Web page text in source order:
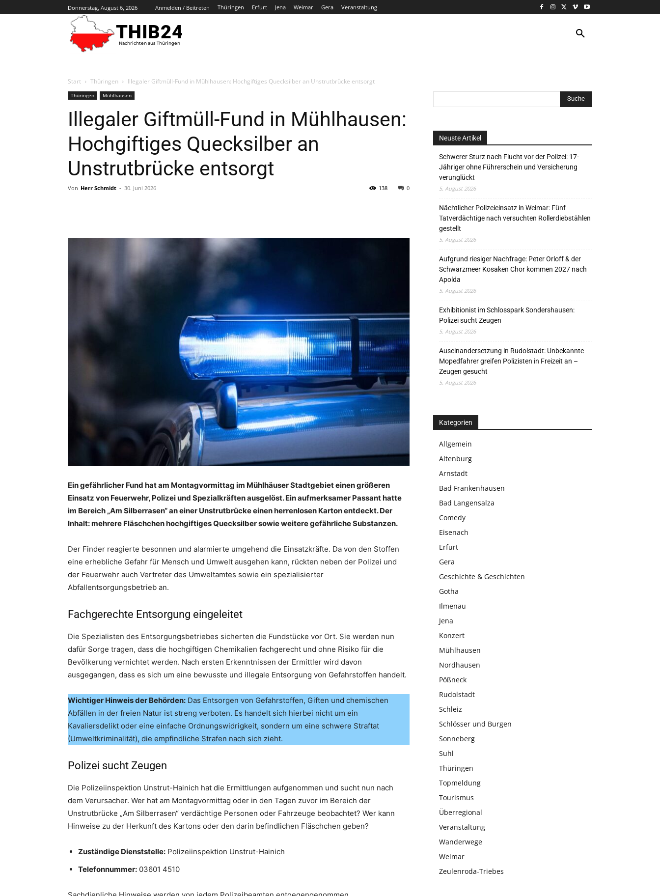
Donnerstag, August 6, 2026 Anmelden / Beitreten Thüringen Erfurt Jena Weimar Gera Veranstaltung
THIB24
Nachrichten aus Thüringen
Start Thüringen Illegaler Giftmüll-Fund in Mühlhausen: Hochgiftiges Quecksilber an Unstrutbrücke entsorgt
Thüringen Mühlhausen
Illegaler Giftmüll-Fund in Mühlhausen:
Hochgiftiges Quecksilber an
Unstrutbrücke entsorgt
Von Herr Schmidt - 30. Juni 2026 0
138
Ein gefährlicher Fund hat am Montagvormittag im Mühlhäuser Stadtgebiet einen größeren
Einsatz von Feuerwehr, Polizei und Spezialkräften ausgelöst. Ein aufmerksamer Passant hatte
im Bereich „Am Silberrasen“ an einer Unstrutbrücke einen herrenlosen Karton entdeckt. Der
Inhalt: mehrere Fläschchen hochgiftiges Quecksilber sowie weitere gefährliche Substanzen.
Der Finder reagierte besonnen und alarmierte umgehend die Einsatzkräfte. Da von den Stoffen
eine erhebliche Gefahr für Mensch und Umwelt ausgehen kann, rückten neben der Polizei und
der Feuerwehr auch Vertreter des Umweltamtes sowie ein spezialisierter
Abfallentsorgungsbetrieb an.
Fachgerechte Entsorgung eingeleitet
Die Spezialisten des Entsorgungsbetriebes sicherten die Fundstücke vor Ort. Sie werden nun
dafür Sorge tragen, dass die hochgiftigen Chemikalien fachgerecht und ohne Risiko für die
Bevölkerung vernichtet werden. Nach ersten Erkenntnissen der Ermittler wird davon
ausgegangen, dass es sich um eine bewusste und illegale Entsorgung von Gefahrstoffen handelt.
Wichtiger Hinweis der Behörden: Das Entsorgen von Gefahrstoffen, Giften und chemischen
Abfällen in der freien Natur ist streng verboten. Es handelt sich hierbei nicht um ein
Kavaliersdelikt oder eine einfache Ordnungswidrigkeit, sondern um eine schwere Straftat
(Umweltkriminalität), die empfindliche Strafen nach sich zieht.
Polizei sucht Zeugen
Die Polizeiinspektion Unstrut-Hainich hat die Ermittlungen aufgenommen und sucht nun nach
dem Verursacher. Wer hat am Montagvormittag oder in den Tagen zuvor im Bereich der
Unstrutbrücke „Am Silberrasen“ verdächtige Personen oder Fahrzeuge beobachtet? Wer kann
Hinweise zu der Herkunft des Kartons oder den darin befindlichen Fläschchen geben?
Zuständige Dienststelle: Polizeiinspektion Unstrut-Hainich
Telefonnummer: 03601 4510
Neuste Artikel
Schwerer Sturz nach Flucht vor der Polizei: 17-
Jähriger ohne Führerschein und Versicherung
verunglückt
5. August 2026
Nächtlicher Polizeieinsatz in Weimar: Fünf
Tatverdächtige nach versuchten Rollerdiebstählen
gestellt
5. August 2026
Aufgrund riesiger Nachfrage: Peter Orloff & der
Schwarzmeer Kosaken Chor kommen 2027 nach
Apolda
5. August 2026
Exhibitionist im Schlosspark Sondershausen:
Polizei sucht Zeugen
5. August 2026
Auseinandersetzung in Rudolstadt: Unbekannte
Mopedfahrer greifen Polizisten in Freizeit an –
Zeugen gesucht
5. August 2026
Kategorien
Allgemein
Altenburg
Arnstadt
Bad Frankenhausen
Bad Langensalza
Comedy
Eisenach
Erfurt
Gera
Geschichte & Geschichten
Gotha
Ilmenau
Jena
Konzert
Mühlhausen
Nordhausen
Pößneck
Rudolstadt
Schleiz
Schlösser und Burgen
Sonneberg
Suhl
Thüringen
Topmeldung
Tourismus
Überregional
Veranstaltung
Wanderwege
Weimar
Zeulenroda-Triebes